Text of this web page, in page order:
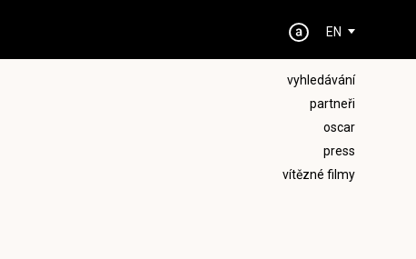
EN
vyhledávání
partneři
oscar
press
vítězné filmy